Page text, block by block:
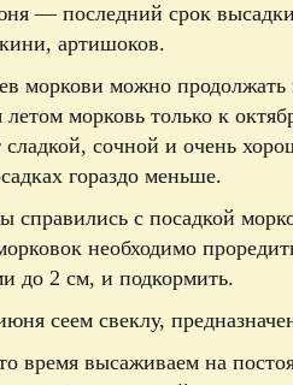
— последний срок
артишоков.
моркови можно продолжать
летом морковь только к
сладкой, сочной и очень
гораздо меньше.
справились с посадкой
необходимо
до 2 см, и подкормить.
сеем свеклу,
время высаживаем на